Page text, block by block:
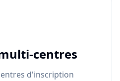
centres
d'inscription